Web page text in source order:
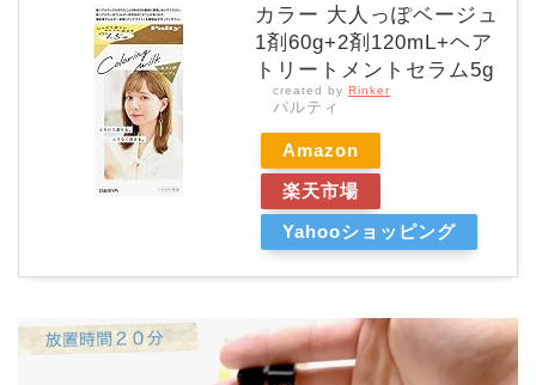
カラー 大人っぽベージュ
1剤60g+2剤120mL+ヘア
トリートメントセラム5g
created by Rinker
パルティ
Amazon
楽天市場
Yahooショッピング
ホーム